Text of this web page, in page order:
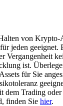
von Krypto-
jeden geeignet.
Vergangenheit
ist.
für Sie
dem Trading
finden Sie hier.